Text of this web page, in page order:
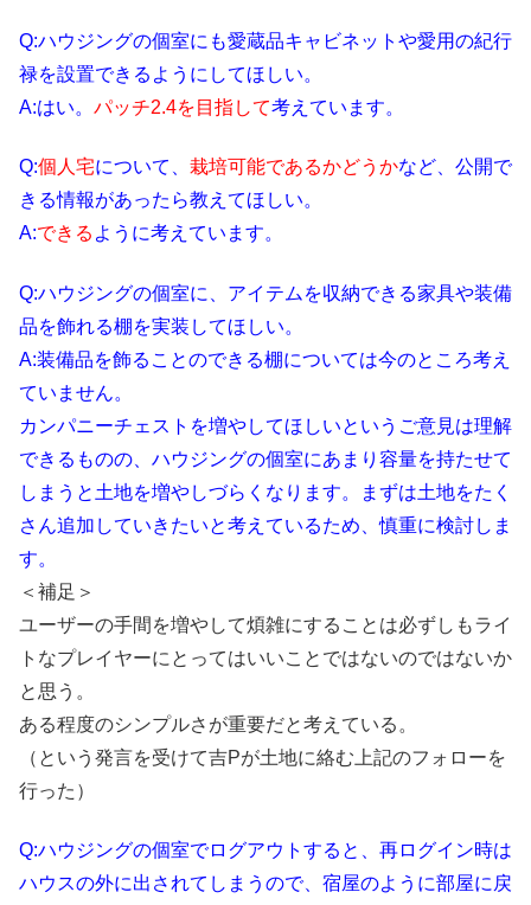
Q:ハウジングの個室にも愛蔵品キャビネットや愛用の紀行
禄を設置できるようにしてほしい。
A:はい。 パッチ2.4を目指して考えています。
Q:個人宅について、 栽培可能であるかどうかなど、公開で
きる情報があったら教えてほしい。
A:できる ように考えています。
Q:ハウジングの個室に、アイテムを収納できる家具や装備
品を飾れる棚を実装してほしい。
A:装備品を飾ることのできる棚については今のところ考え
ていません。
カンパニーチェストを増やしてほしいというご意見は理解
できるものの、ハウジングの個室にあまり容量を持たせて
しまうと土地を増やしづらくなります。まずは土地をたく
さん追加していきたいと考えているため、慎重に検討しま
す。
＜補足＞
ユーザーの手間を増やして煩雑にすることは必ずしもライ
トなプレイヤーにとってはいいことではないのではないか
と思う。
ある程度のシンプルさが重要だと考えている。
（という発言を受けて吉Pが土地に絡む上記のフォローを
行った）
Q:ハウジングの個室でログアウトすると、再ログイン時は
ハウスの外に出されてしまうので、宿屋のように部屋に戻